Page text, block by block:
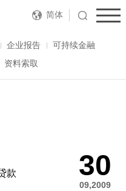
简体
企业报告
可持续金融
资料索取
款 30
09,2009